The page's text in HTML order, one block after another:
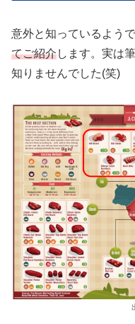
意外と知っているよう
てご紹介します。実は
知りませんでした(笑)